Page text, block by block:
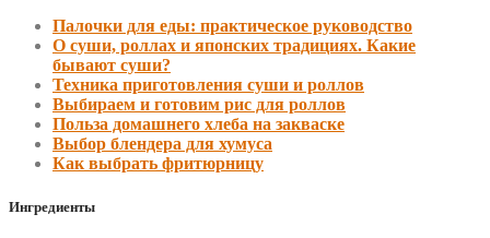
Палочки для еды: практическое руководство
О суши, роллах и японских традициях. Какие
бывают суши?
Техника приготовления суши и роллов
Выбираем и готовим рис для роллов
Польза домашнего хлеба на закваске
Выбор блендера для хумуса
Как выбрать фритюрницу
Ингредиенты